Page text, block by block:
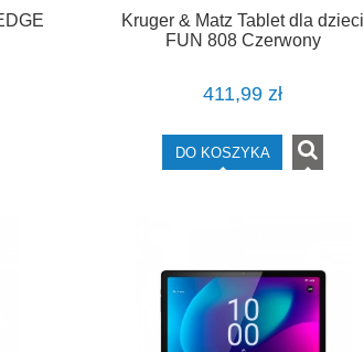
Kruger & Matz Tablet dla dzieci
FUN 808 Czerwony
411,99 zł
DO KOSZYKA